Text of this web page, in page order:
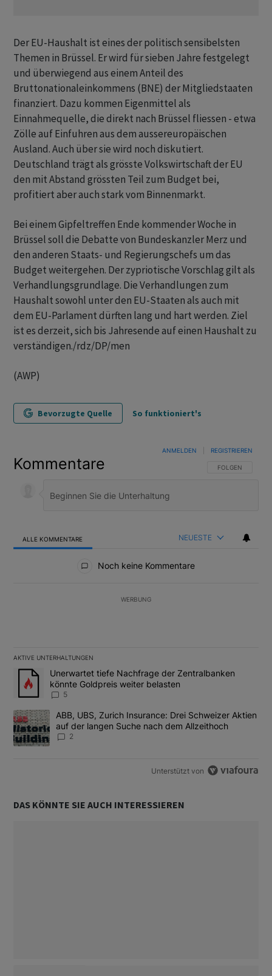
Der EU-Haushalt ist eines der politisch sensibelsten
Themen in Brüssel. Er wird für sieben Jahre festgelegt
und überwiegend aus einem Anteil des
Bruttonationaleinkommens (BNE) der Mitgliedstaaten
finanziert. Dazu kommen Eigenmittel als
Einnahmequelle, die direkt nach Brüssel fliessen - etwa
Zölle auf Einfuhren aus dem aussereuropäischen
Ausland. Auch über sie wird noch diskutiert.
Deutschland trägt als grösste Volkswirtschaft der EU
den mit Abstand grössten Teil zum Budget bei,
profitiert aber auch stark vom Binnenmarkt.
Bei einem Gipfeltreffen Ende kommender Woche in
Brüssel soll die Debatte von Bundeskanzler Merz und
den anderen Staats- und Regierungschefs um das
Budget weitergehen. Der zypriotische Vorschlag gilt als
Verhandlungsgrundlage. Die Verhandlungen zum
Haushalt sowohl unter den EU-Staaten als auch mit
dem EU-Parlament dürften lang und hart werden. Ziel
ist es derzeit, sich bis Jahresende auf einen Haushalt zu
verständigen./rdz/DP/men
(AWP)
Bevorzugte Quelle So funktioniert's
Kommentare FOLGE DIESER
FOLGEN
ANMELDEN REGISTRIEREN
ALLE KOMMENTARE NEUESTE
Noch keine Kommentare
WERBUNG
AKTIVE UNTERHALTUNGEN
Das Folgende ist eine Liste der am meisten kommentierten
Ein Trendartikel mit dem Titel "Unerwartet tiefe Nachfrage der
Unerwartet tiefe Nachfrage der Zentralbanken
könnte Goldpreis weiter belasten
5
Ein Trendartikel mit dem Titel "ABB, UBS, Zurich Insurance:
ABB, UBS, Zurich Insurance: Drei Schweizer Aktien
auf der langen Suche nach dem Allzeithoch
2
Unterstützt von
DAS KÖNNTE SIE AUCH INTERESSIEREN